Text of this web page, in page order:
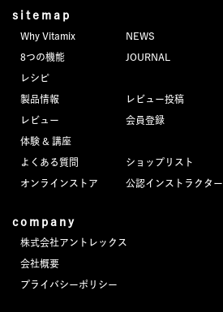
sitemap
Why Vitamix
8つの機能
レシピ
製品情報
レビュー
体験 & 講座
よくある質問
オンラインストア
NEWS
JOURNAL
レビュー投稿
会員登録
ショップリスト
公認インストラクター
company
株式会社アントレックス
会社概要
プライバシーポリシー